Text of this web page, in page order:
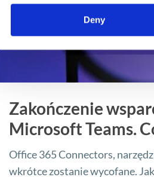
Deny
Zakończenie
Microsoft Teams.
Office 365 Connectors,
wkrótce zostanie wycofane.